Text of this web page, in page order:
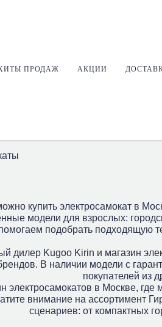
ПРОДАЖ АКЦИИ
купить электросамокат в
модели для взрослых:
подобрать подходящую
дилер Kugoo Kirin и магазин
В наличии модели с
покупателей из
электросамокатов в Москве,
внимание на ассортимент
сценариев: от компактных